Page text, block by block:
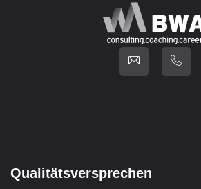
Qualitätsversprechen